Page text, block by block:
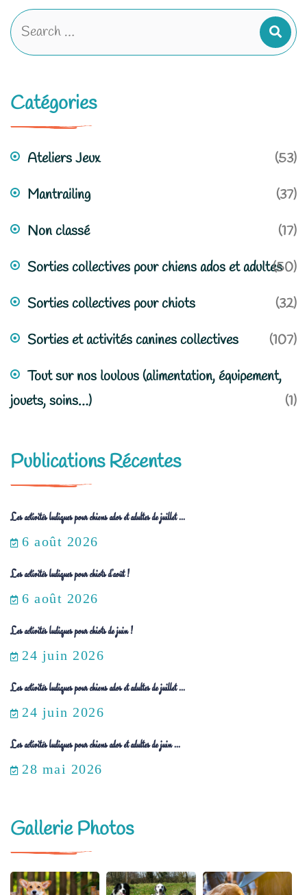
Catégories
Ateliers Jeux
(53)
Mantrailing
(37)
Non classé
(17)
Sorties collectives pour chiens ados et adultes(50)
Sorties collectives pour chiots
(32)
Sorties et activités canines collectives
(107)
Tout sur nos loulous (alimentation, équipement,
jouets, soins…)
(1)
Publications Récentes
Les activités ludiques pour chiens ados et adultes de juillet ...
6 août 2026
Les activités ludiques pour chiots d’août !
6 août 2026
Les activités ludiques pour chiots de juin !
24 juin 2026
Les activités ludiques pour chiens ados et adultes de juillet ...
24 juin 2026
Les activités ludiques pour chiens ados et adultes de juin ...
28 mai 2026
Gallerie Photos